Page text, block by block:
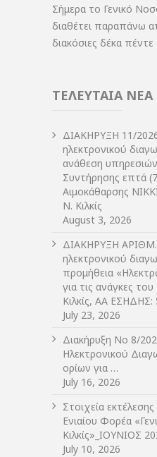
Σήμερα το Γενικό
διαθέτει παραπάνω
διακόσιες δέκα πέντε
ΤΕΛΕΥΤΑΙΑ ΝΕΑ
ΔIΑΚΗΡΥΞΗ 11/
ηλεκτρονικού
ανάθεση υπηρεσιών
Συντήρησης επτά
Αιμοκάθαρσης
Ν. Κιλκίς
August 3, 2026
ΔIΑΚΗΡΥΞΗ ΑΡIΘΜ.
ηλεκτρονικού
προμήθεια
για τις ανάγκες
Κιλκίς, ΑΑ ΕΣΗΔΗΣ:
July 23, 2026
Διακήρυξη Νο 8/
Ηλεκτρονικού
ορίων για …
July 16, 2026
Στοιχεία
Ενιαίου Φορέα
Κιλκίς»_ΙΟΥΝΙΟΣ
July 10, 2026